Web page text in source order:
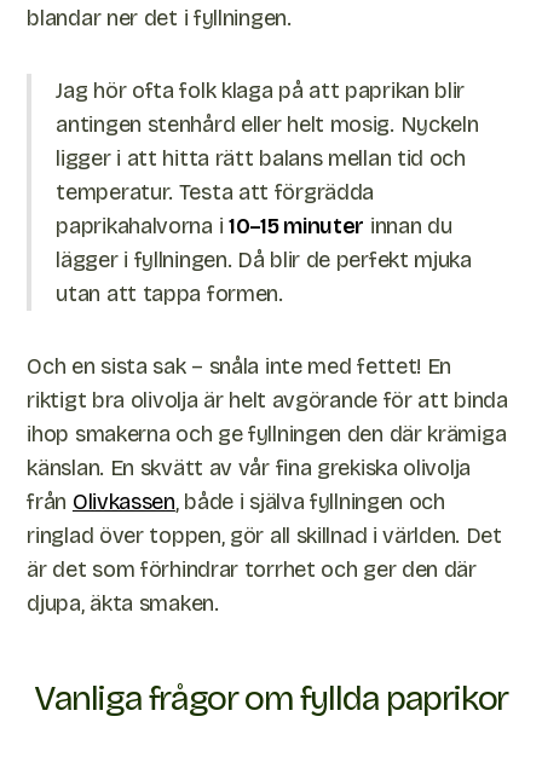
blandar ner det i fyllningen.
Jag hör ofta folk klaga på att paprikan blir
antingen stenhård eller helt mosig. Nyckeln
ligger i att hitta rätt balans mellan tid och
temperatur. Testa att förgrädda
paprikahalvorna i 10–15 minuter innan du
lägger i fyllningen. Då blir de perfekt mjuka
utan att tappa formen.
Och en sista sak – snåla inte med fettet! En
riktigt bra olivolja är helt avgörande för att binda
ihop smakerna och ge fyllningen den där krämiga
känslan. En skvätt av vår fina grekiska olivolja
från Olivkassen, både i själva fyllningen och
ringlad över toppen, gör all skillnad i världen. Det
är det som förhindrar torrhet och ger den där
djupa, äkta smaken.
Vanliga frågor om fyllda paprikor